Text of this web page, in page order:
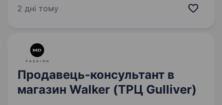
окулярів та головних уборів. Маємо 6
2 дні тому
Продавець-консультант в
магазин Walker (ТРЦ Gulliver)